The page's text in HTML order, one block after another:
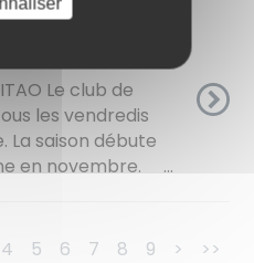
Le club de
les vendredis
La saison débute
en novembre. ...
4 5 6 7 8 9 > >>